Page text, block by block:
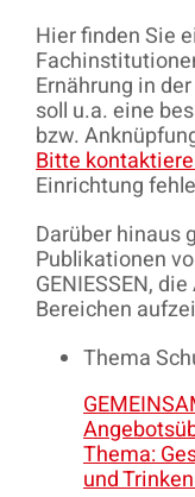
Hier finden Sie
Ernährung in
soll u.a. eine
bzw.
Bitte
Einrichtung
Darüber hinaus
Publikationen
GENIESSEN,
Bereichen
Thema
Thema:
und